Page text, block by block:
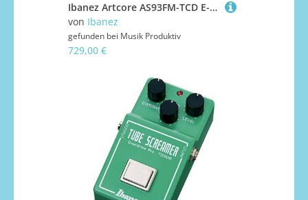
Ibanez Artcore AS93FM-TCD E-Gitarre
von Ibanez
gefunden bei Musik Produktiv
729,00 €